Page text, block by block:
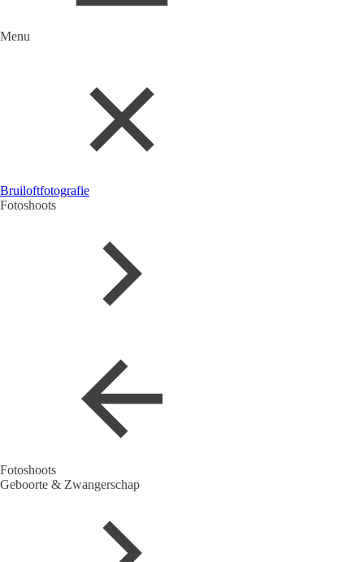
Menu
Bruiloftfotografie
Fotoshoots
Fotoshoots
Geboorte & Zwangerschap